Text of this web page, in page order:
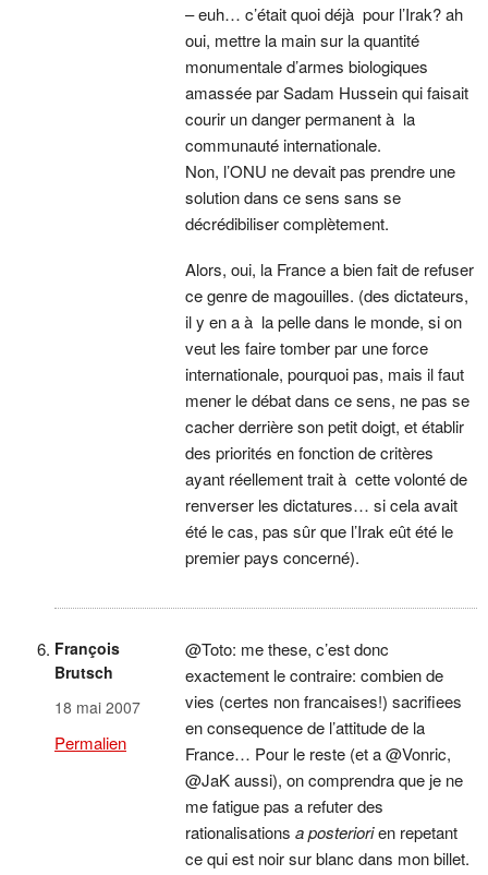
– euh… c’était quoi déjà pour l’Irak? ah
oui, mettre la main sur la quantité
monumentale d’armes biologiques
amassée par Sadam Hussein qui faisait
courir un danger permanent à la
communauté internationale.
Non, l’ONU ne devait pas prendre une
solution dans ce sens sans se
décrédibiliser complètement.
Alors, oui, la France a bien fait de refuser
ce genre de magouilles. (des dictateurs,
il y en a à la pelle dans le monde, si on
veut les faire tomber par une force
internationale, pourquoi pas, mais il faut
mener le débat dans ce sens, ne pas se
cacher derrière son petit doigt, et établir
des priorités en fonction de critères
ayant réellement trait à cette volonté de
renverser les dictatures… si cela avait
été le cas, pas sûr que l’Irak eût été le
premier pays concerné).
François
Brutsch
18 mai 2007
Permalien
@Toto: me these, c’est donc
exactement le contraire: combien de
vies (certes non francaises!) sacrifiees
en consequence de l’attitude de la
France… Pour le reste (et a @Vonric,
@JaK aussi), on comprendra que je ne
me fatigue pas a refuter des
rationalisationsa posteriorien repetant
ce qui est noir sur blanc dans mon billet.